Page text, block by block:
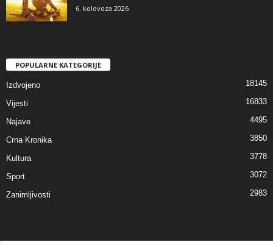
6. kolovoza 2026
POPULARNE KATEGORIJE
Izdvojeno 18145
Vijesti 16833
Najave 4495
Crna Kronika 3850
Kultura 3778
Sport 3072
Zanimljivosti 2983